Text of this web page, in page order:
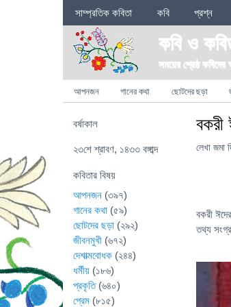
Sections
সাম্প্রতিক কবিতা কবি প্রশ্ন
কবি ও
সময়ের শ্রেষ্ঠ
Categories
আপনজন গানের কথা ছোটদের ছড়া
লেখা জমা
বকরী
তথ্য
বর্ষাকাল
২৩শে শ্রাবণ, ১৪৩৩ বঙ্গাব্দ
কবিতার বিষয়
আপনজন (৩৯৭)
গানের কথা (৫৯)
ছোটদের ছড়া (২৯২)
জীবনমুখী (৬৭২)
দেশাত্মবোধক (২৪৪)
ধর্মীয় (১৮৬)
প্রকৃতি(৬৪০)
প্রেম (৮১৫)